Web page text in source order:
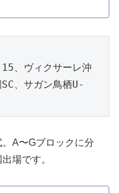
、ヴィクサーレ沖
、サガン鳥栖U-
A〜Gブロックに分
場です。